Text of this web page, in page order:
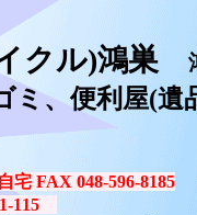
クル)鴻巣
ミ、便利屋(遺
宅 FAX 048-596-8185
115